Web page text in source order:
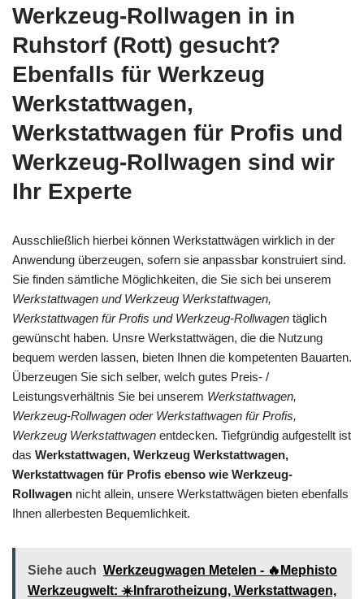
Werkzeug-Rollwagen in in
Ruhstorf (Rott) gesucht?
Ebenfalls für Werkzeug
Werkstattwagen,
Werkstattwagen für Profis und
Werkzeug-Rollwagen sind wir
Ihr Experte
Ausschließlich hierbei können Werkstattwägen wirklich in der
Anwendung überzeugen, sofern sie anpassbar konstruiert sind.
Sie finden sämtliche Möglichkeiten, die Sie sich bei unserem
Werkstattwagen und Werkzeug Werkstattwagen,
Werkstattwagen für Profis und Werkzeug-Rollwagen täglich
gewünscht haben. Unsre Werkstattwägen, die die Nutzung
bequem werden lassen, bieten Ihnen die kompetenten Bauarten.
Überzeugen Sie sich selber, welch gutes Preis- /
Leistungsverhältnis Sie bei unserem Werkstattwagen,
Werkzeug-Rollwagen oder Werkstattwagen für Profis,
Werkzeug Werkstattwagen entdecken. Tiefgründig aufgestellt ist
das Werkstattwagen, Werkzeug Werkstattwagen,
Werkstattwagen für Profis ebenso wie Werkzeug-
Rollwagen nicht allein, unsere Werkstattwägen bieten ebenfalls
Ihnen allerbesten Bequemlichkeit.
Siehe auch Werkzeugwagen Metelen - 🔥Mephisto
Werkzeugwelt: ☀️Infrarotheizung, Werkstattwagen,